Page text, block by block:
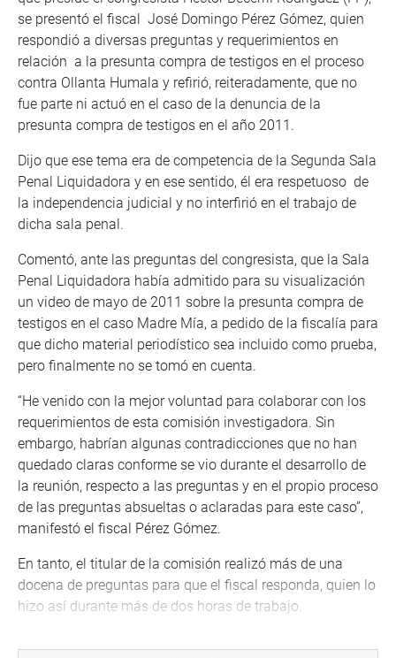
se presentó el fiscal José Domingo Pérez Gómez, quien
respondió a diversas preguntas y requerimientos en
relación a la presunta compra de testigos en el proceso
contra Ollanta Humala y refirió, reiteradamente, que no
fue parte ni actuó en el caso de la denuncia de la
presunta compra de testigos en el año 2011.
Dijo que ese tema era de competencia de la Segunda Sala
Penal Liquidadora y en ese sentido, él era respetuoso de
la independencia judicial y no interfirió en el trabajo de
dicha sala penal.
Comentó, ante las preguntas del congresista, que la Sala
Penal Liquidadora había admitido para su visualización
un video de mayo de 2011 sobre la presunta compra de
testigos en el caso Madre Mía, a pedido de la fiscalía para
que dicho material periodístico sea incluido como prueba,
pero finalmente no se tomó en cuenta.
“He venido con la mejor voluntad para colaborar con los
requerimientos de esta comisión investigadora. Sin
embargo, habrían algunas contradicciones que no han
quedado claras conforme se vio durante el desarrollo de
la reunión, respecto a las preguntas y en el propio proceso
de las preguntas absueltas o aclaradas para este caso”,
manifestó el fiscal Pérez Gómez.
En tanto, el titular de la comisión realizó más de una
docena de preguntas para que el fiscal responda, quien lo
hizo así durante más de dos horas de trabajo.